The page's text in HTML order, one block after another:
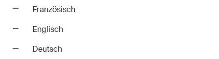
Französisch
Englisch
Deutsch